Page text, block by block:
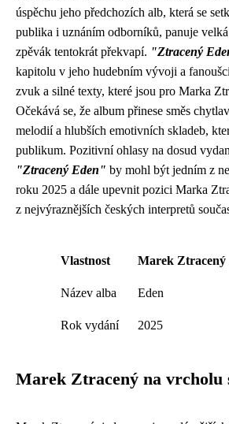
úspěchu jeho předchozích alb, která se
publika i uznáním odborníků, panuje
zpěvák tentokrát překvapí. "Ztracený
kapitolu v jeho hudebním vývoji a
zvuk a silné texty, které jsou pro Marka
Očekává se, že album přinese směs
melodií a hlubších emotivních skladeb,
publikum. Pozitivní ohlasy na dosud
"Ztracený Eden" by mohl být jedním z
roku 2025 a dále upevnit pozici Marka
z nejvýraznějších českých interpretů
Vlastnost Marek Ztracený
Název alba Eden
Rok vydání 2025
Marek Ztracený na vrcholu